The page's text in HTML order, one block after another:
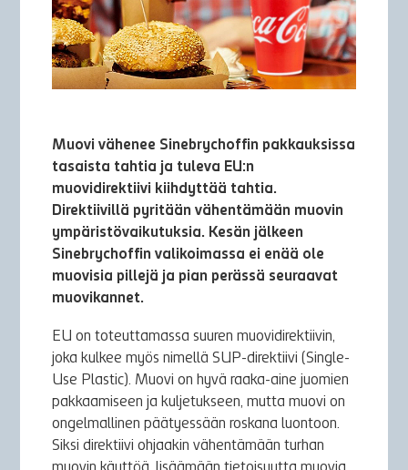
Muovi vähenee Sinebrychoffin pakkauksissa
tasaista tahtia ja tuleva EU:n
muovidirektiivi kiihdyttää tahtia.
Direktiivillä pyritään vähentämään muovin
ympäristövaikutuksia. Kesän jälkeen
Sinebrychoffin valikoimassa ei enää ole
muovisia pillejä ja pian perässä seuraavat
muovikannet.
EU on toteuttamassa suuren muovidirektiivin,
joka kulkee myös nimellä SUP-direktiivi (Single-
Use Plastic). Muovi on hyvä raaka-aine juomien
pakkaamiseen ja kuljetukseen, mutta muovi on
ongelmallinen päätyessään roskana luontoon.
Siksi direktiivi ohjaakin vähentämään turhan